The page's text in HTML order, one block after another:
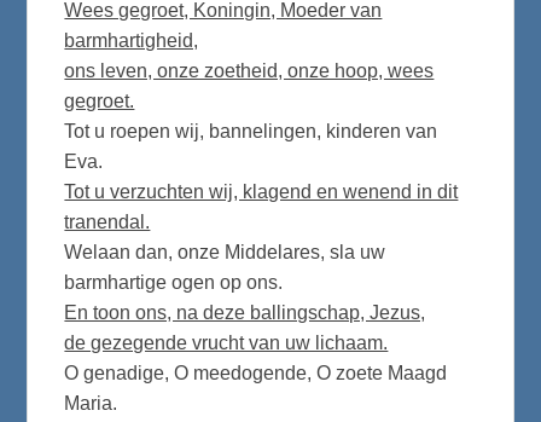
Wees gegroet, Koningin, Moeder van
barmhartigheid,
ons leven, onze zoetheid, onze hoop, wees
gegroet.
Tot u roepen wij, bannelingen, kinderen van
Eva.
Tot u verzuchten wij, klagend en wenend in dit
tranendal.
Welaan dan, onze Middelares, sla uw
barmhartige ogen op ons.
En toon ons, na deze ballingschap, Jezus,
de gezegende vrucht van uw lichaam.
O genadige, O meedogende, O zoete Maagd
Maria.